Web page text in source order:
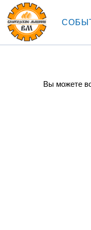
Вы можете